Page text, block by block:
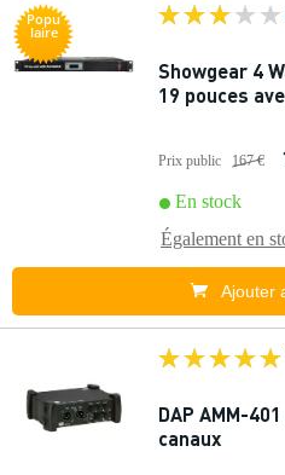
Popu
laire
Showgear 4
19 pouces
Prix public 167 €
En stock
Également en
Ajouter
DAP AMM-
canaux